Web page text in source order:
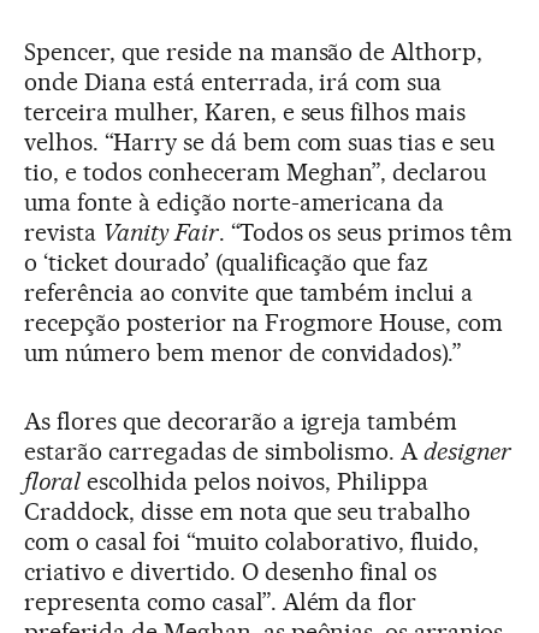
Spencer, que reside na mansão de Althorp,
onde Diana está enterrada, irá com sua
terceira mulher, Karen, e seus filhos mais
velhos. “Harry se dá bem com suas tias e seu
tio, e todos conheceram Meghan”, declarou
uma fonte à edição norte-americana da
revista Vanity Fair. “Todos os seus primos têm
o ‘ticket dourado’ (qualificação que faz
referência ao convite que também inclui a
recepção posterior na Frogmore House, com
um número bem menor de convidados).”
As flores que decorarão a igreja também
estarão carregadas de simbolismo. Adesigner
floralescolhida pelos noivos, Philippa
Craddock, disse em nota que seu trabalho
com o casal foi “muito colaborativo, fluido,
criativo e divertido. O desenho final os
representa como casal”. Além da flor